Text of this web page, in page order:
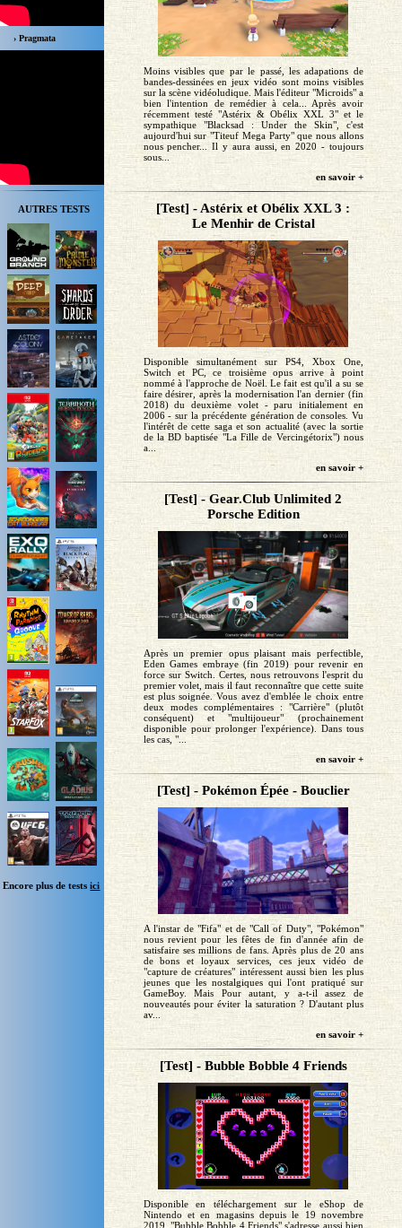
› Pragmata
AUTRES TESTS
Encore plus de testsici
Moins visibles que par le passé, les adapations de
bandes-dessinées en jeux vidéo sont moins visibles
sur la scène vidéoludique. Mais l'éditeur "Microids" a
bien l'intention de remédier à cela... Après avoir
récemment testé "Astérix & Obélix XXL 3" et le
sympathique "Blacksad : Under the Skin", c'est
aujourd'hui sur "Titeuf Mega Party" que nous allons
nous pencher... Il y aura aussi, en 2020 - toujours
sous...
en savoir +
[Test] - Astérix et Obélix XXL 3 :
Le Menhir de Cristal
Disponible simultanément sur PS4, Xbox One,
Switch et PC, ce troisième opus arrive à point
nommé à l'approche de Noël. Le fait est qu'il a su se
faire désirer, après la modernisation l'an dernier (fin
2018) du deuxième volet - paru initialement en
2006 - sur la précédente génération de consoles. Vu
l'intérêt de cette saga et son actualité (avec la sortie
de la BD baptisée "La Fille de Vercingétorix") nous
a...
en savoir +
[Test] - Gear.Club Unlimited 2
Porsche Edition
Après un premier opus plaisant mais perfectible,
Eden Games embraye (fin 2019) pour revenir en
force sur Switch. Certes, nous retrouvons l'esprit du
premier volet, mais il faut reconnaître que cette suite
est plus soignée. Vous avez d'emblée le choix entre
deux modes complémentaires : "Carrière" (plutôt
conséquent) et "multijoueur" (prochainement
disponible pour prolonger l'expérience). Dans tous
les cas, "...
en savoir +
[Test] - Pokémon Épée - Bouclier
A l'instar de "Fifa" et de "Call of Duty", "Pokémon"
nous revient pour les fêtes de fin d'année afin de
satisfaire ses millions de fans. Après plus de 20 ans
de bons et loyaux services, ces jeux vidéo de
"capture de créatures" intéressent aussi bien les plus
jeunes que les nostalgiques qui l'ont pratiqué sur
GameBoy. Mais Pour autant, y a-t-il assez de
nouveautés pour éviter la saturation ? D'autant plus
av...
en savoir +
[Test] - Bubble Bobble 4 Friends
Disponible en téléchargement sur le eShop de
Nintendo et en magasins depuis le 19 novembre
2019, "Bubble Bobble 4 Friends" s'adresse aussi bien